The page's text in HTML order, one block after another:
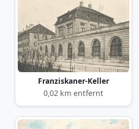
Franziskaner-Keller
0,02 km entfernt